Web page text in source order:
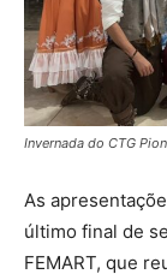
Invernada do CTG
As
último final de
FEMART, que